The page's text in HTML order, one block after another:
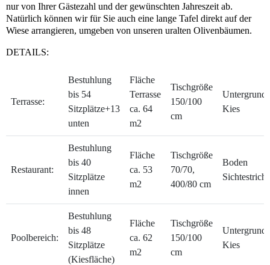
nur von Ihrer Gästezahl und der gewünschten Jahreszeit ab.
Natürlich können wir für Sie auch eine lange Tafel direkt auf der
Wiese arrangieren, umgeben von unseren uralten Olivenbäumen.
DETAILS:
Terrasse:
Bestuhlung
bis 54
Sitzplätze+13
unten
Fläche
Terrasse
ca. 64
m2
Tischgröße
150/100
cm
Untergrund
Kies
Restaurant:
Bestuhlung
bis 40
Sitzplätze
innen
Fläche
ca. 53
m2
Tischgröße
70/70,
400/80 cm
Boden
Sichtestrich
Poolbereich:
Bestuhlung
bis 48
Sitzplätze
(Kiesfläche)
Fläche
ca. 62
m2
Tischgröße
150/100
cm
Untergrund
Kies